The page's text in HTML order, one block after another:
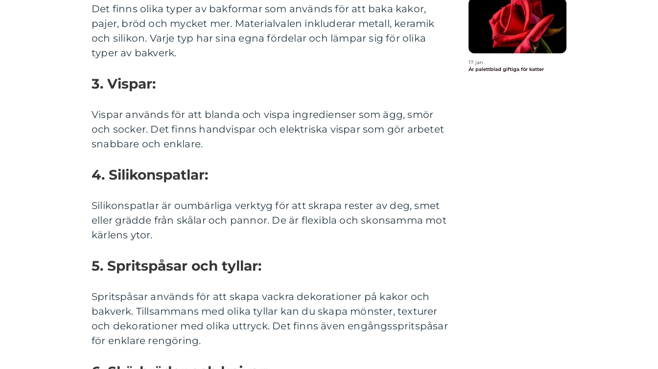
Det finns olika typer av bakformar som används för att baka kakor,
pajer, bröd och mycket mer. Materialvalen inkluderar metall, keramik
och silikon. Varje typ har sina egna fördelar och lämpar sig för olika
typer av bakverk.
3. Vispar:
Vispar används för att blanda och vispa ingredienser som ägg, smör
och socker. Det finns handvispar och elektriska vispar som gör arbetet
snabbare och enklare.
4. Silikonspatlar:
Silikonspatlar är oumbärliga verktyg för att skrapa rester av deg, smet
eller grädde från skålar och pannor. De är flexibla och skonsamma mot
kärlens ytor.
5. Spritspåsar och tyllar:
Spritspåsar används för att skapa vackra dekorationer på kakor och
bakverk. Tillsammans med olika tyllar kan du skapa mönster, texturer
och dekorationer med olika uttryck. Det finns även engångsspritspåsar
för enklare rengöring.
17. jan
Är palettblad giftiga för katter